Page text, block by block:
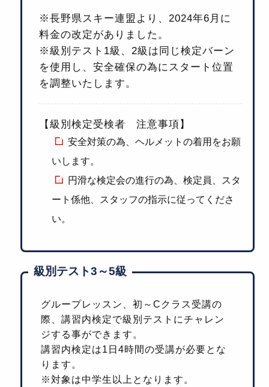
※長野県スキー連盟より、2024年6月に
料金の改定がありました。
※級別テスト1級、2級は同じ検定バーン
を使用し、安全確保の為にスタート位置
を調整いたします。
【級別検定受検者 注意事項】
安全対策の為、ヘルメットの着用をお願
いします。
円滑な検定会の進行の為、検定員、スタ
ート係他、スタッフの指示に従ってくださ
い。
級別テスト3～5級
グループレッスン、初～Cクラス受講の
際、講習内検定で級別テストにチャレン
ジする事ができます。
講習内検定は1日4時間の受講が必要とな
ります。
※対象は中学生以上となります。